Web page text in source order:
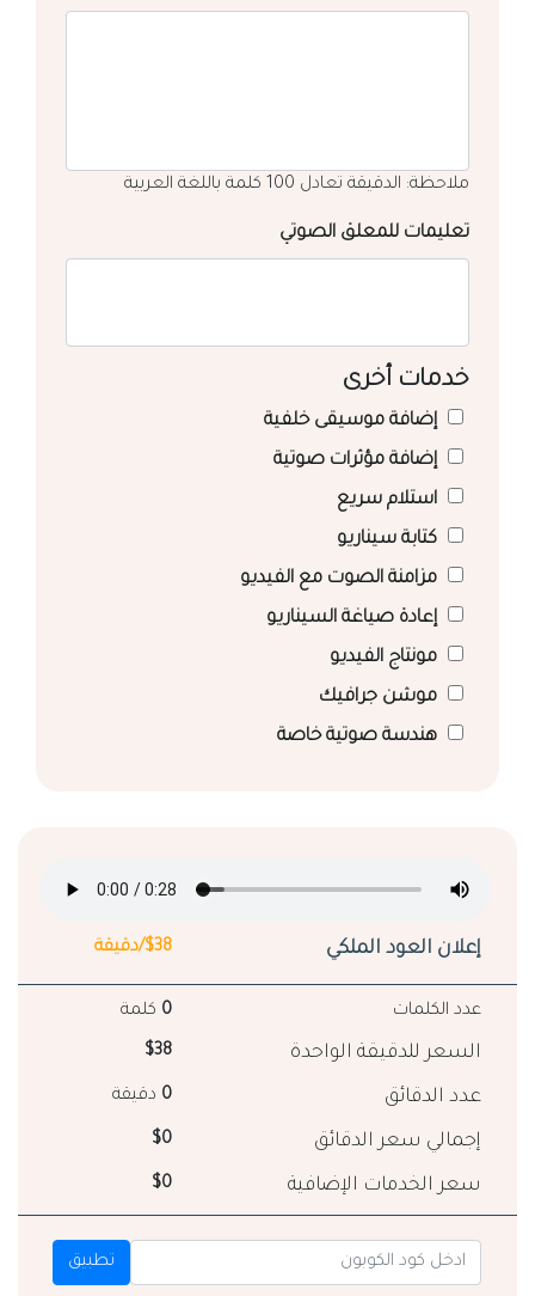
ملاحظة: الدقيقة تعادل 100 كلمة باللغة العربية
تعليمات للمعلق الصوتي
خدمات أخرى
إضافة موسيقى خلفية
إضافة مؤثرات صوتية
استلام سريع
كتابة سيناريو
مزامنة الصوت مع الفيديو
إعادة صياغة السيناريو
مونتاج الفيديو
موشن جرافيك
هندسة صوتية خاصة
إعلان العود الملكي $38/دقيقة
عدد الكلمات 0 كلمة
السعر للدقيقة الواحدة $38
عدد الدقائق 0 دقيقة
إجمالي سعر الدقائق $0
سعر الخدمات الإضافية $0
تطبيق